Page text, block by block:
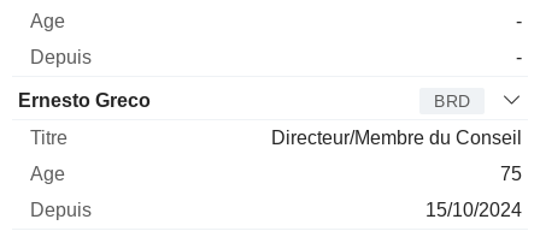
-
-
Ernesto Greco BRD
Directeur/Membre du Conseil
75
15/10/2024